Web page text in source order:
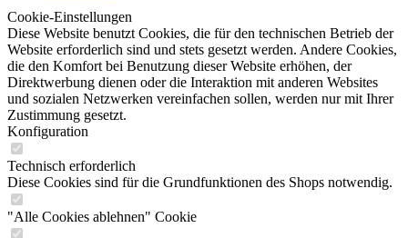
Cookie-Einstellungen
Diese Website benutzt Cookies, die für den technischen Betrieb der
Website erforderlich sind und stets gesetzt werden. Andere Cookies,
die den Komfort bei Benutzung dieser Website erhöhen, der
Direktwerbung dienen oder die Interaktion mit anderen Websites
und sozialen Netzwerken vereinfachen sollen, werden nur mit Ihrer
Zustimmung gesetzt.
Konfiguration
Technisch erforderlich
Diese Cookies sind für die Grundfunktionen des Shops notwendig.
"Alle Cookies ablehnen" Cookie